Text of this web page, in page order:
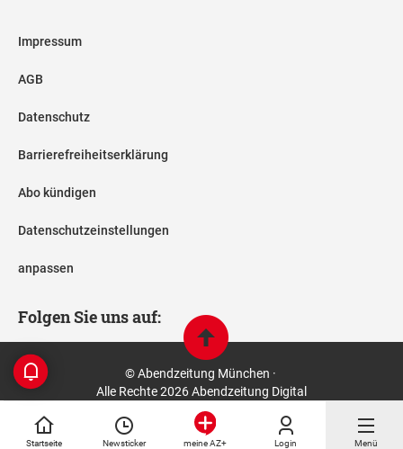
Startseite Newsticker meine AZ+ Login Menü
Impressum
AGB
Datenschutz
Barrierefreiheitserklärung
Abo kündigen
Datenschutzeinstellungen
anpassen
Folgen Sie uns auf:
© Abendzeitung München ·
Alle Rechte 2026 Abendzeitung Digital